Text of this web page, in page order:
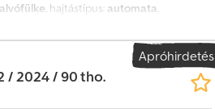
alvófülke, hajtástípus: automata,
rendszer, retarder, tempomat,
kormányzott tengely 2020/2021-es év
kg Terhelhetőség – 18050 kg 650 LE
tengely emelhető és
Apróhirdetés
/ 2024 / 90 tho.